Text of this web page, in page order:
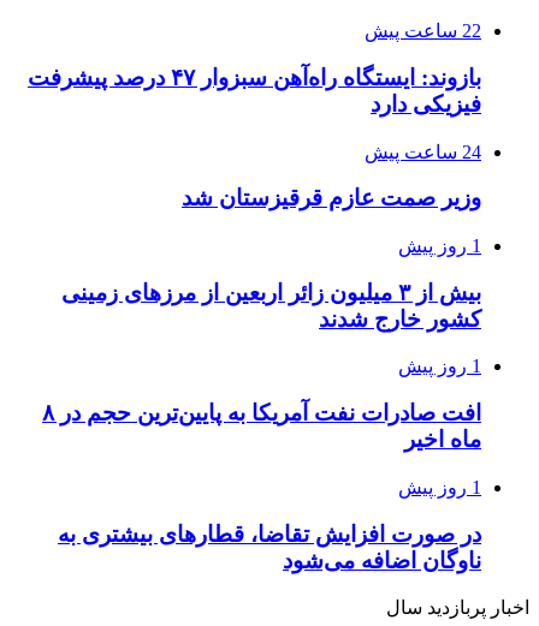
22 ساعت پیش
بازوند: ایستگاه راه‌آهن سبزوار ۴۷ درصد پیشرفت
فیزیکی دارد
24 ساعت پیش
وزیر صمت عازم قرقیزستان شد
1 روز پیش
بیش از ۳ میلیون زائر اربعین از مرزهای زمینی
کشور خارج شدند
1 روز پیش
افت صادرات نفت آمریکا به پایین‌ترین حجم در ۸
ماه اخیر
1 روز پیش
در صورت افزایش تقاضا، قطارهای بیشتری به
ناوگان اضافه می‌شود
اخبار پربازدید سال